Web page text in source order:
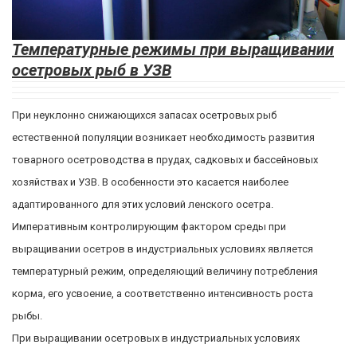
Температурные режимы при выращивании
осетровых рыб в УЗВ
При неуклонно снижающихся запасах осетровых рыб
естественной популяции возникает необходимость развития
товарного осетроводства в прудах, садковых и бассейновых
хозяйствах и УЗВ. В особенности это касается наиболее
адаптированного для этих условий ленского осетра.
Императивным контролирующим фактором среды при
выращивании осетров в индустриальных условиях является
температурный режим, определяющий величину потребления
корма, его усвоение, а соответственно интенсивность роста
рыбы.
При выращивании осетровых в индустриальных условиях